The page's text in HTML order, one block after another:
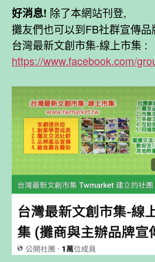
好消息! 除了本網站刊登,
攤友們也可以到FB社群宣傳品
台灣最新文創市集-線上市集 :
https://www.facebook.com/